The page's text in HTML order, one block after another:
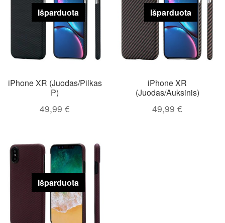
Išparduota
iPhone XR (Juodas/Pilkas
P)
49,99€
Išparduota
iPhone XR
(Juodas/Auksinis)
49,99€
Išparduota